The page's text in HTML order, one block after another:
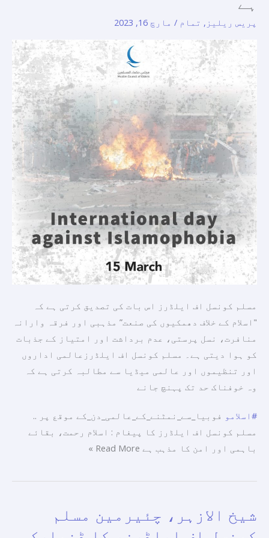
پریس ریلیز , تمام / مارچ 16, 2023
مسلم کونسل اف ایلڈرز اس بات کی تصدیق کرتی ہے کہ
"اسلام کے خلاف دھمکیوں کی صنعت” مذہبی اور فرقہ وارانہ
منافرت، نسل پرستی، عدم برداشت اور امتیاز کے جذبات
کو ہوا دیتی ہے۔ مسلم کونسل اف ایلڈرزعالمی اداروں
اور تنظیموں اور عالمی میڈیا سے مطالبہ کرتی ہے کہ
وہ خوفناک حد تک پہنچ جانے
#اسلامو فوبیا_سے_نمٹنے_کے_عالمی_دن_کے موقع پر ..
مسلم کونسل اف ایلڈرز کا پیغام : اسلام رحمت، بقائے
باہمی اور امن کا مذہب ہے Read More »
شیخ الازہر، چئیرمین مسلم
الازہر،